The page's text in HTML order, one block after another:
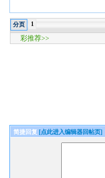
分页 1
彩推荐>>
简捷回复 [点此进入编辑器回帖页]